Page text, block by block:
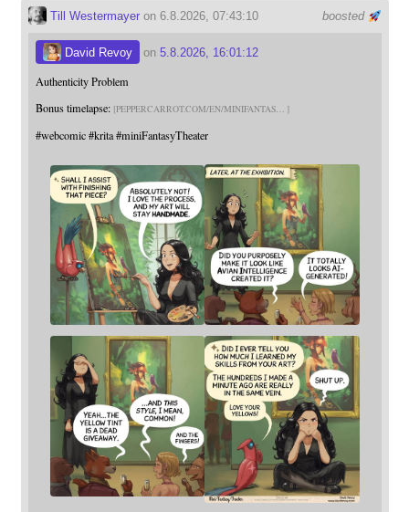
boosted
Till Westermayeron 6.8.2026, 07:43:10
David Revoy on 5.8.2026, 16:01:12
Authenticity Problem
Bonus timelapse: PEPPERCARROT.COM/EN/MINIFANTAS
#webcomic #krita #miniFantasyTheater